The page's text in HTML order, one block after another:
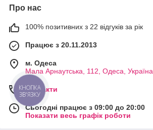
Про нас
100% позитивних з 22 відгуків за рік
Працює з 20.11.2013
м. Одеса
Мала Арнаутська, 112, Одеса, Україна
Контакти
Сьогодні працює з 09:00 до 20:00
Показати весь графік роботи
КНОПКА
ЗВ'ЯЗКУ